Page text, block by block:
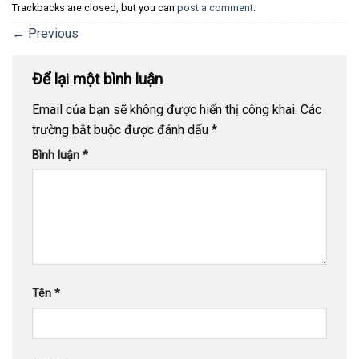
Trackbacks are closed, but you can post a comment.
← Previous
Để lại một bình luận
Email của bạn sẽ không được hiển thị công khai. Các
trường bắt buộc được đánh dấu *
Bình luận *
Tên *